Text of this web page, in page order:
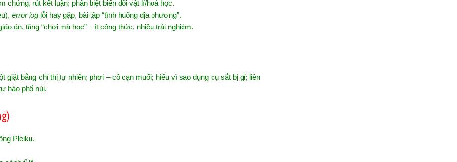
chứng, rút kết luận; phân biệt biến đổi vật lí/hoá học.
error log lỗi hay gặp, bài tập “tình huống địa phương”.
án, tăng “chơi mà học” – ít công thức, nhiều trải nghiệm.
giặt bằng chỉ thị tự nhiên; phơi – cô cạn muối; hiểu vì sao dụng cụ sắt bị gỉ; liên
hào phố núi.
Pleiku.